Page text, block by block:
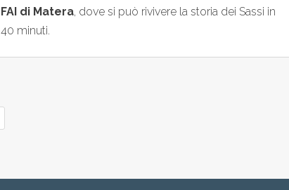
FAI di Matera, dove si può rivivere la storia dei Sassi in
40 minuti.